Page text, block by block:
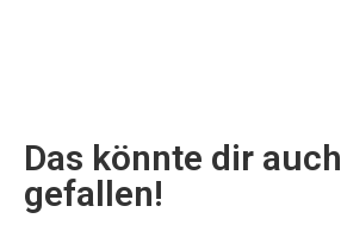
Das könnte dir auch
gefallen!